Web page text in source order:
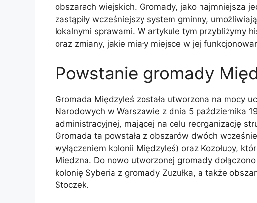
obszarach wiejskich. Gromady, jako najmniejsza
zastąpiły wcześniejszy system gminny,
lokalnymi sprawami. W artykule tym przybliżymy
oraz zmiany, jakie miały miejsce w jej
Powstanie gromady
Gromada Międzyleś została utworzona na mocy
Narodowych w Warszawie z dnia 5 października
administracyjnej, mającej na celu reorganizację
Gromada ta powstała z obszarów dwóch
wyłączeniem kolonii Międzyleś) oraz Kozołupy,
Miedzna. Do nowo utworzonej gromady
kolonię Syberia z gromady Zuzułka, a także
Stoczek.